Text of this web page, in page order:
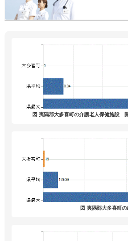
図 夷隅郡大多喜町の介護老人保健施設
図 夷隅郡大多喜町